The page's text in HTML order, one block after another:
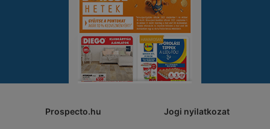
Prospecto.hu Jogi nyilatkozat